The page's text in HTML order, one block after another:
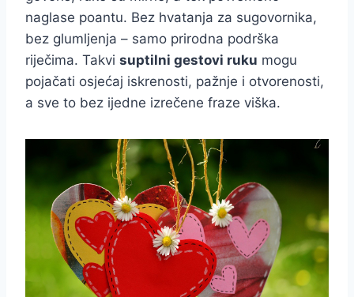
naglase poantu. Bez hvatanja za sugovornika,
bez glumljenja – samo prirodna podrška
riječima. Takvi suptilni gestovi ruku mogu
pojačati osjećaj iskrenosti, pažnje i otvorenosti,
a sve to bez ijedne izrečene fraze viška.